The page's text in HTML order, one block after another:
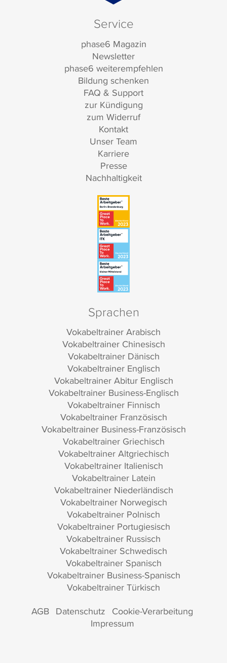
Service
phase6 Magazin
Newsletter
phase6 weiterempfehlen
Bildung schenken
FAQ & Support
zur Kündigung
zum Widerruf
Kontakt
Unser Team
Karriere
Presse
Nachhaltigkeit
Sprachen
Vokabeltrainer Arabisch
Vokabeltrainer Chinesisch
Vokabeltrainer Dänisch
Vokabeltrainer Englisch
Vokabeltrainer Abitur Englisch
Vokabeltrainer Business-Englisch
Vokabeltrainer Finnisch
Vokabeltrainer Französisch
Vokabeltrainer Business-Französisch
Vokabeltrainer Griechisch
Vokabeltrainer Altgriechisch
Vokabeltrainer Italienisch
Vokabeltrainer Latein
Vokabeltrainer Niederländisch
Vokabeltrainer Norwegisch
Vokabeltrainer Polnisch
Vokabeltrainer Portugiesisch
Vokabeltrainer Russisch
Vokabeltrainer Schwedisch
Vokabeltrainer Spanisch
Vokabeltrainer Business-Spanisch
Vokabeltrainer Türkisch
AGB Datenschutz Cookie-Verarbeitung
Impressum